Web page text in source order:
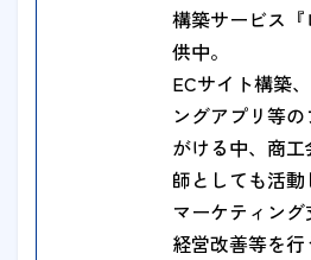
構築サービス
供中。
ECサイト構築
ングアプリ等
がける中、商
師としても活
マーケティング
経営改善等を行